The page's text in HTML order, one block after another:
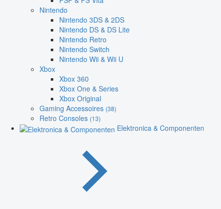
Nintendo
Nintendo 3DS & 2DS
Nintendo DS & DS Lite
Nintendo Retro
Nintendo Switch
Nintendo Wii & Wii U
Xbox
Xbox 360
Xbox One & Series
Xbox Original
Gaming Accessoires (38)
Retro Consoles (13)
Elektronica & Componenten